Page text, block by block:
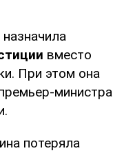
вместо
При этом она
министра
потеряла